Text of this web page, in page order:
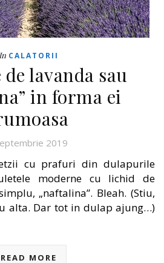
In CALATORII
lavanda sau
in forma ei
2019
cu prafuri din dulapurile
moderne cu lichid de
„naftalina”. Bleah. (Stiu,
alta. Dar tot in dulap ajung…)
READ MORE